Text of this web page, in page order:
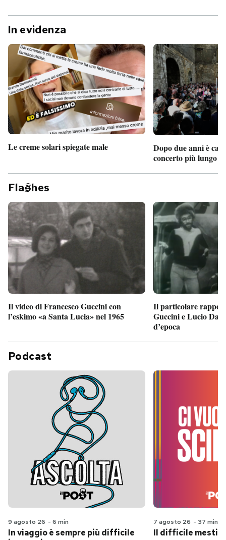
In evidenza
Le creme solari spiegate male
Dopo due anni è
concerto più lungo
Fla hes
Il video di Francesco Guccini con
l’eskimo «a Santa Lucia» nel 1965
Il particolare
Guccini e Lucio
d’epoca
Podcast
9 agosto 26 - 6 min
In viaggio è sempre più difficile
7 agosto 26 - 37 min
Il difficile